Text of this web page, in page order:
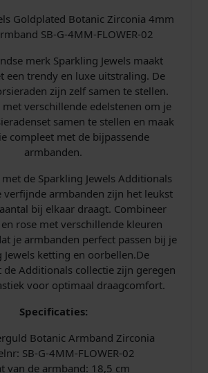
d
4
M
Goldplated Botanic Zirconia 4mm
SB-G-4MM-FLOWER-02
merk Sparkling Jewels maakt
een trendy en luxe uitstraling. De
zijn zelf samen te stellen.
verschillende edelstenen om je
samen te stellen en maak
compleet met de bijpassende
armbanden.
de Sparkling Jewels Additionals
verfijnde armbanden zijn het leukst
bij elkaar draagt. Combineer
rose met verschillende kleuren
je armbanden perfect passen bij je
Jewels ketting en oorbellen.De
Additionals collectie zijn geregen
voor optimaal draagcomfort.
Specificaties:
Botanic Armband Zirconia
SB-G-4MM-FLOWER-02
van de armband: 18,5 cm